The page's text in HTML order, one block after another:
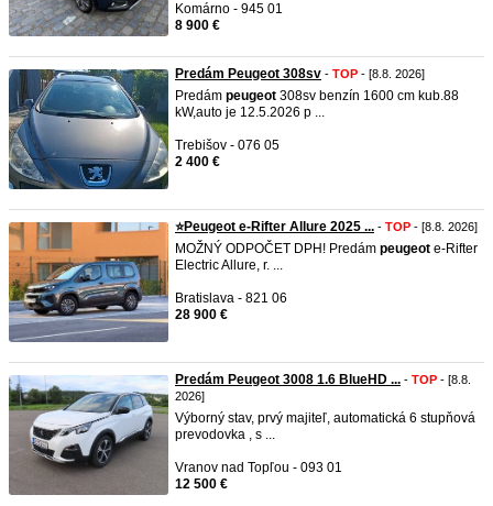
Komárno - 945 01
8 900 €
Predám Peugeot 308sv - TOP - [8.8. 2026]
Predám peugeot 308sv benzín 1600 cm kub.88
kW,auto je 12.5.2026 p ...
Trebišov - 076 05
2 400 €
⭐️Peugeot e-Rifter Allure 2025 ... - TOP - [8.8. 2026]
MOŽNÝ ODPOČET DPH! Predám peugeot e-Rifter
Electric Allure, r. ...
Bratislava - 821 06
28 900 €
Predám Peugeot 3008 1.6 BlueHD ... - TOP - [8.8.
2026]
Výborný stav, prvý majiteľ, automatická 6 stupňová
prevodovka , s ...
Vranov nad Topľou - 093 01
12 500 €